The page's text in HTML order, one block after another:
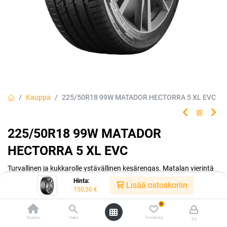
Hinta:
150,50 € Lisää ostoskoriin
Etusivu Haku
0
Toivelista Tili
Kauppa 225/50R18 99W MATADOR HECTORRA 5 XL EVC
225/50R18 99W MATADOR
HECTORRA 5 XL EVC
Turvallinen ja kukkarolle ystävällinen kesärengas. Matalan vierintä
vastuksen ansiosta ajat polttoainetta säästäen. Matador made by
Continental.
4050496003937 Tuotekoodi:242237
Tällä tuotteella ei ole kelvollista yhdistelmää.